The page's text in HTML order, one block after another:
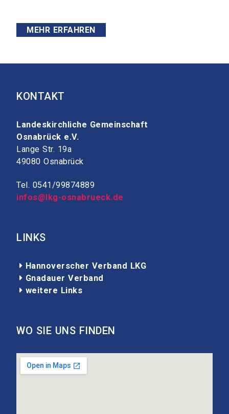
MEHR ERFAHREN
KONTAKT
Landeskirchliche Gemeinschaft
Osnabrück e.V.
Lange Str. 19a
49080 Osnabrück
Tel. 0541/99874889
infos@lkg-osnabrueck.de
LINKS
 Hannoverscher Verband LKG
 Gnadauer Verband
 weitere Links
WO SIE UNS FINDEN